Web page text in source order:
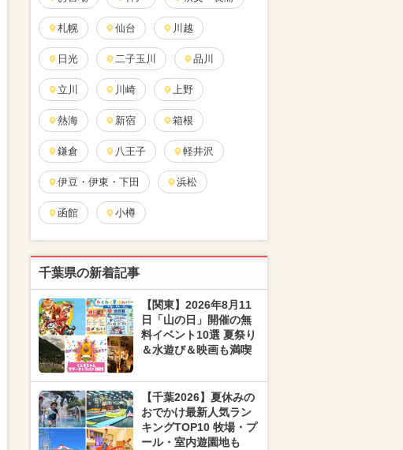
札幌 仙台 川越
日光 二子玉川 品川
立川 川崎 上野
熱海 新宿 箱根
鎌倉 八王子 軽井沢
伊豆・伊東・下田 浜松
函館 小樽
千葉県の新着記事
【関東】2026年8月11
日「山の日」開催の無
料イベント10選 夏祭り
＆水遊び＆映画も満喫
【千葉2026】夏休みの
おでかけ最新人気ラン
キングTOP10 牧場・プ
ール・室内遊園地も